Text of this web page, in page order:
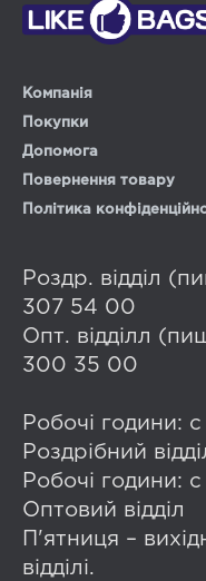
Компанія
Покупки
Допомога
Повернення товару
Політика
Роздр. відділ
307 54 00
Опт. відділл
300 35 00
Робочі години:
Роздрібний
Робочі години:
Оптовий відділ
П'ятниця –
відділі.